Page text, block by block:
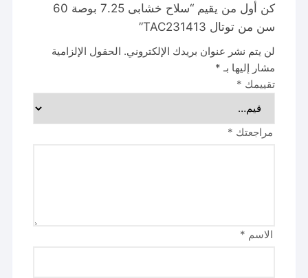
كن أول من يقيم “سلاح خشابى 7.25 بوصة 60
سن من توتال TAC231413”
لن يتم نشر عنوان بريدك الإلكتروني. الحقول الإلزامية
مشار إليها بـ *
تقييمك *
مراجعتك *
الاسم *